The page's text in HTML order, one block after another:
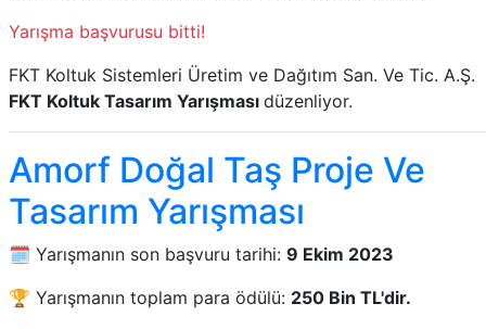
Yarışma başvurusu bitti!
FKT Koltuk Sistemleri Üretim ve Dağıtım San. Ve Tic. A.Ş.
FKT Koltuk Tasarım Yarışması düzenliyor.
Amorf Doğal Taş Proje Ve
Tasarım Yarışması
🗓️ Yarışmanın son başvuru tarihi: 9 Ekim 2023
🏆 Yarışmanın toplam para ödülü: 250 Bin TL'dir.